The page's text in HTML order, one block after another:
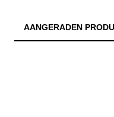
AANGERADEN